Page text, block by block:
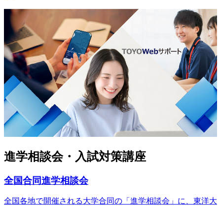
進学相談会・入試対策講座
全国合同進学相談会
全国各地で開催される大学合同の「進学相談会」に、東洋大